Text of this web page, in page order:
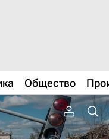
Общество